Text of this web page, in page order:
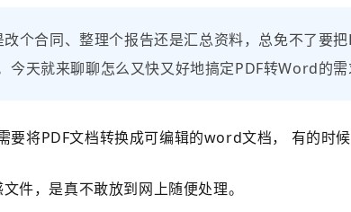
个合同、整理个报告还是汇总资料，总免不了要
天就来聊聊怎么又快又好地搞定PDF转Word的需
将PDF文档转换成可编辑的word文档， 有的时候
件，是真不敢放到网上随便处理。